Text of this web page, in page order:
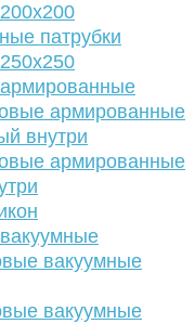
патрубки
армированные
внутри
армированные
вакуумные
вакуумные